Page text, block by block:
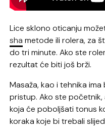
Lice sklono oticanju
sha metode ili rolera, za
do tri minute. Ako ste
rezultat će biti još brži.
Masaža, kao i tehnika
pristup. Ako ste početnik,
koja će poboljšati tonus
koraka koje bi trebali